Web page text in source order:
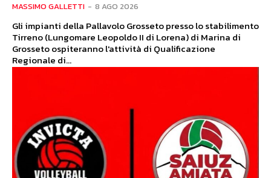
MASSIMO GALLETTI - 8 AGO 2026
Gli impianti della Pallavolo Grosseto presso lo stabilimento
Tirreno (Lungomare Leopoldo II di Lorena) di Marina di
Grosseto ospiteranno l'attività di Qualificazione
Regionale di...